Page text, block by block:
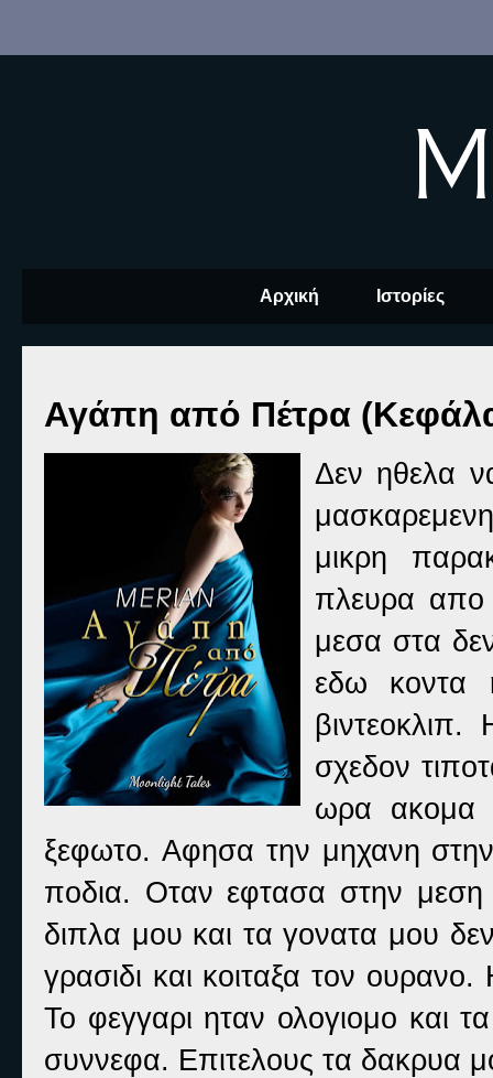
Αρχική Ιστορίες
Αγάπη από Πέτρα
Δεν ηθελα
μικρη
πλευρα απο
μεσα στα
εδω κοντα
σχεδον
ωρα ακομα
ξεφωτο. Αφησα την μηχανη
ποδια. Οταν εφτασα στην
διπλα μου και τα γονατα μου
γρασιδι και κοιταξα τον ουρανο.
Το φεγγαρι ηταν ολογιομο και
συννεφα. Επιτελους τα δακρυα